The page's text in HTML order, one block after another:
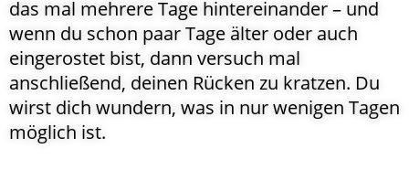
das mal mehrere Tage hintereinander – und
wenn du schon paar Tage älter oder auch
eingerostet bist, dann versuch mal
anschließend, deinen Rücken zu kratzen. Du
wirst dich wundern, was in nur wenigen Tagen
möglich ist.